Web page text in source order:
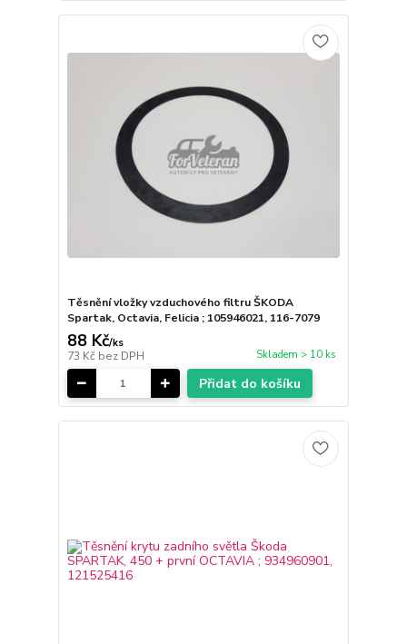
Těsnění vložky vzduchového filtru ŠKODA
Spartak, Octavia, Felicia ; 105946021, 116-7079
88 Kč/ks
73 Kč bez DPH Skladem > 10 ks
Přidat do košíku